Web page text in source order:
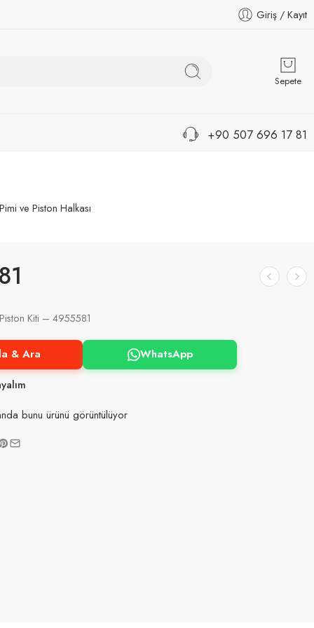
Giriş / Kayıt
Sepete
+90 507 696 17 81
ve Piston Halkası
Kiti – 4955581
& Ara
WhatsApp
bunu ürünü görüntülüyor